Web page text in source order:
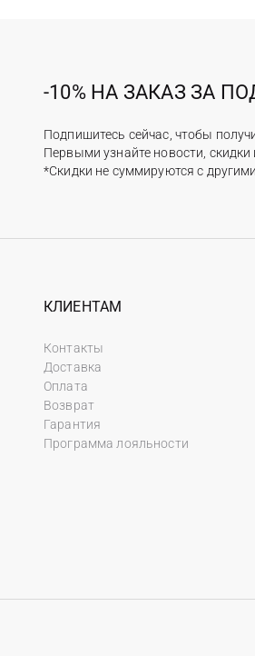
-10% НА ЗАКАЗ ЗА
Подпишитесь сейчас, чтобы
Первыми узнайте новости, скидки
*Скидки не суммируются с
КЛИЕНТАМ
Контакты
Доставка
Оплата
Возврат
Гарантия
Программа лояльности